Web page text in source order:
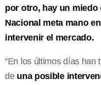
por otro, hay un
Nacional meta mano
intervenir el mercado.
“En los últimos días han
de una posible